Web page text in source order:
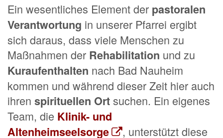
Ein wesentliches Element der pastoralen
Verantwortung in unserer Pfarrei ergibt
sich daraus, dass viele Menschen zu
Maßnahmen der Rehabilitation und zu
Kuraufenthalten nach Bad Nauheim
kommen und während dieser Zeit hier auch
ihren spirituellen Ortsuchen. Ein eigenes
Team, die Klinik- und
Altenheimseelsorge
, unterstützt diese